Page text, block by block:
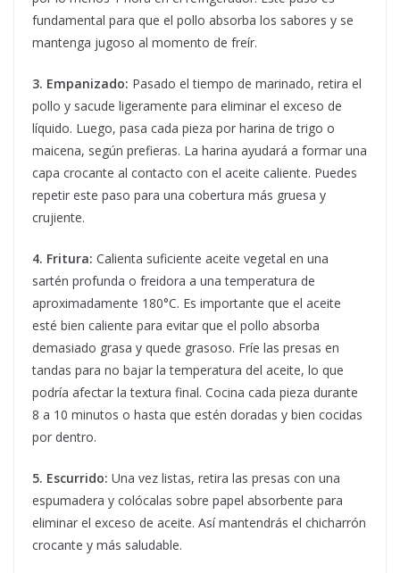
fundamental para que el pollo absorba los sabores y se
mantenga jugoso al momento de freír.
3. Empanizado: Pasado el tiempo de marinado, retira el
pollo y sacude ligeramente para eliminar el exceso de
líquido. Luego, pasa cada pieza por harina de trigo o
maicena, según prefieras. La harina ayudará a formar una
capa crocante al contacto con el aceite caliente. Puedes
repetir este paso para una cobertura más gruesa y
crujiente.
4. Fritura: Calienta suficiente aceite vegetal en una
sartén profunda o freidora a una temperatura de
aproximadamente 180°C. Es importante que el aceite
esté bien caliente para evitar que el pollo absorba
demasiado grasa y quede grasoso. Fríe las presas en
tandas para no bajar la temperatura del aceite, lo que
podría afectar la textura final. Cocina cada pieza durante
8 a 10 minutos o hasta que estén doradas y bien cocidas
por dentro.
5. Escurrido: Una vez listas, retira las presas con una
espumadera y colócalas sobre papel absorbente para
eliminar el exceso de aceite. Así mantendrás el chicharrón
crocante y más saludable.